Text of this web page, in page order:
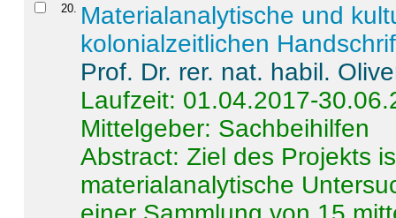
20
Materialanalytische und
kolonialzeitlichen
Prof. Dr. rer. nat. habil.
Laufzeit: 01.04.2017-
Mittelgeber: Sachbeihilfen
Abstract:Ziel des Projekts
materialanalytische